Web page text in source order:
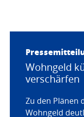
Wohngeld
verschärfen
Zu den Plänen
Wohngeld